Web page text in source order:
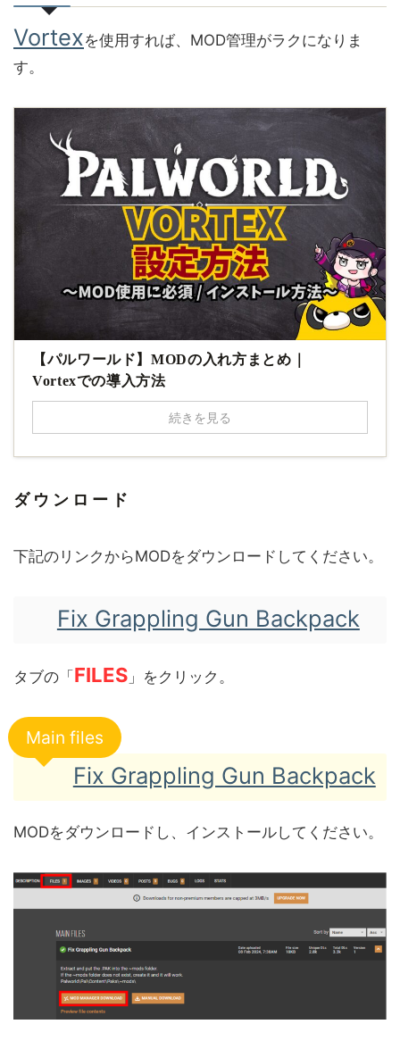
Vortexを使用すれば、MOD管理がラクになりま
す。
【パルワールド】MODの入れ方まとめ｜
Vortexでの導入方法
続きを見る
ダウンロード
下記のリンクからMODをダウンロードしてください。
Fix Grappling Gun Backpack
タブの「 FILES 」をクリック。
Main files
Fix Grappling Gun Backpack
MODをダウンロードし、インストールしてください。